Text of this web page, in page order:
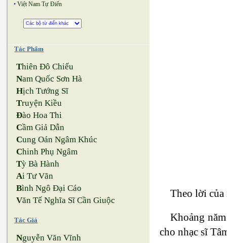
• Việt Nam Tự Điển
Tác Phẩm
Thiên Đô Chiếu
Nam Quốc Sơn Hà
Hịch Tướng Sĩ
Truyện Kiều
Đào Hoa Thi
Cầm Giả Dẫn
Cung Oán Ngâm Khúc
Chinh Phụ Ngâm
Tỳ Bà Hành
Ai Tư Vãn
Bình Ngô Đại Cáo
Văn Tế Nghĩa Sĩ Cần Giuộc
Tác Giả
Nguyễn Văn Vĩnh
Theo lời
Khoảng
cho nhạc sĩ